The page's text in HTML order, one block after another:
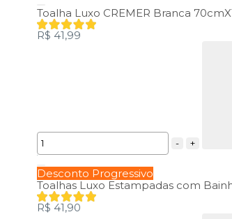
Toalha Luxo CREMER Branca
R$ 41,99
- +
Desconto Progressivo
Toalhas Luxo Estampadas com
R$ 41,90